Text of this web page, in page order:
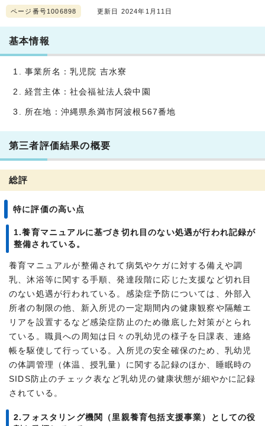
ページ番号1006898 更新日 2024年1月11日
基本情報
事業所名：乳児院 吉水寮
経営主体：社会福祉法人袋中園
所在地：沖縄県糸満市阿波根567番地
第三者評価結果の概要
総評
特に評価の高い点
1.養育マニュアルに基づき切れ目のない処遇が行われ記録が
整備されている。
養育マニュアルが整備されて病気やケガに対する備えや調
乳、沐浴等に関する手順、発達段階に応じた支援など切れ目
のない処遇が行われている。感染症予防については、外部入
所者の制限の他、新入所児の一定期間内の健康観察や隔離エ
リアを設置するなど感染症防止のため徹底した対策がとられ
ている。職員への周知は日々の乳幼児の様子を日課表、連絡
帳を駆使して行っている。入所児の安全確保のため、乳幼児
の体調管理（体温、授乳量）に関する記録のほか、睡眠時の
SIDS防止のチェック表など乳幼児の健康状態が細やかに記録
されている。
2.フォスタリング機関（里親養育包括支援事業）としての役